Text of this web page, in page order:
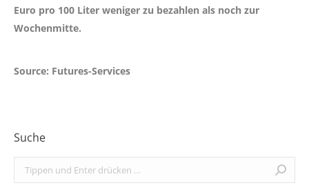
Euro pro 100 Liter weniger zu bezahlen als noch zur
Wochenmitte.
Source: Futures-Services
Suche
Search: